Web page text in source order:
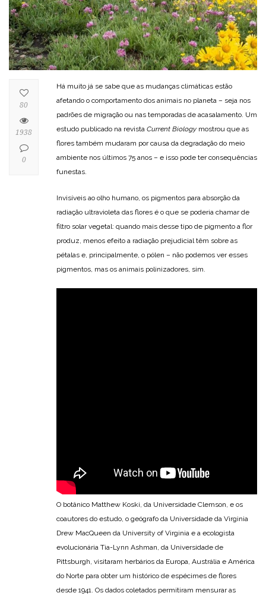
Há muito já se sabe que as mudanças climáticas estão
afetando o comportamento dos animais no planeta – seja nos
padrões de migração ou nas temporadas de acasalamento. Um
estudo publicado na revista Current Biology mostrou que as
flores também mudaram por causa da degradação do meio
ambiente nos últimos 75 anos – e isso pode ter consequências
funestas.
Invisíveis ao olho humano, os pigmentos para absorção da
radiação ultravioleta das flores é o que se poderia chamar de
filtro solar vegetal: quando mais desse tipo de pigmento a flor
produz, menos efeito a radiação prejudicial têm sobre as
pétalas e, principalmente, o pólen – não podemos ver esses
pigmentos, mas os animais polinizadores, sim.
O botânico Matthew Koski, da Universidade Clemson, e os
coautores do estudo, o geógrafo da Universidade da Virginia
Drew MacQueen da University of Virginia e a ecologista
evolucionária Tia-Lynn Ashman, da Universidade de
Pittsburgh, visitaram herbários da Europa, Austrália e América
do Norte para obter um histórico de espécimes de flores
desde 1941. Os dados coletados permitiram mensurar as
80
1938
0